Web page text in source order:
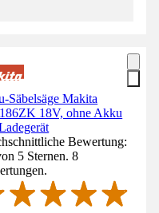
Säbelsäge Makita
18V, ohne Akku
Bewertung:
5 Sternen. 8